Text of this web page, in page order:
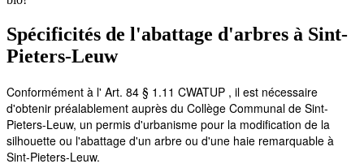
Spécificités de l'abattage d'arbres à Sint-
Pieters-Leuw
Conformément à l' Art. 84 § 1.11 CWATUP , il est nécessaire
d'obtenir préalablement auprès du Collège Communal de Sint-
Pieters-Leuw, un permis d'urbanisme pour la modification de la
silhouette ou l'abattage d'un arbre ou d'une haie remarquable à
Sint-Pieters-Leuw.